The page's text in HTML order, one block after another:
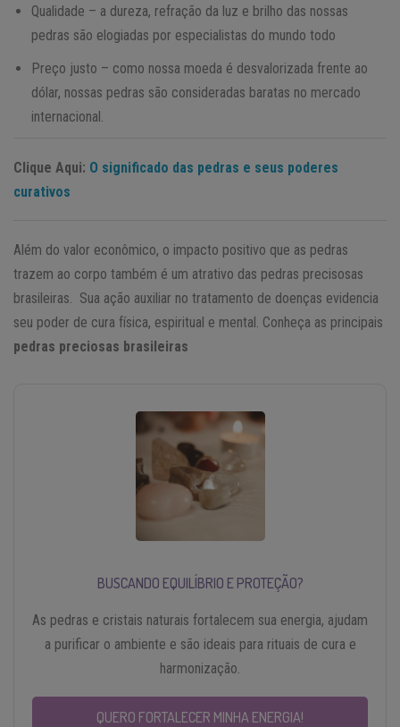
Qualidade – a dureza, refração da luz e brilho das nossas
pedras são elogiadas por especialistas do mundo todo
Preço justo – como nossa moeda é desvalorizada frente ao
dólar, nossas pedras são consideradas baratas no mercado
internacional.
Clique Aqui: O significado das pedras e seus poderes
curativos
Além do valor econômico, o impacto positivo que as pedras
trazem ao corpo também é um atrativo das pedras precisosas
brasileiras. Sua ação auxiliar no tratamento de doenças evidencia
seu poder de cura física, espiritual e mental. Conheça as principais
pedras preciosas brasileiras
BUSCANDO EQUILÍBRIO E PROTEÇÃO?
As pedras e cristais naturais fortalecem sua energia, ajudam
a purificar o ambiente e são ideais para rituais de cura e
harmonização.
QUERO FORTALECER MINHA ENERGIA!